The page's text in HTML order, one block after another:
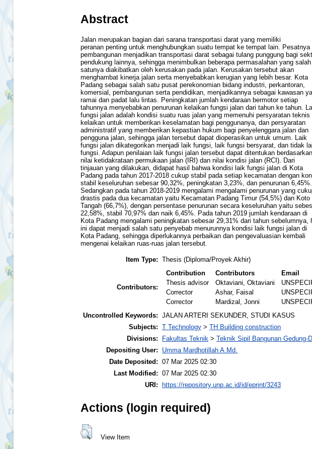
Abstract
Jalan merupakan bagian dari sarana transportasi darat yang memiliki
peranan penting untuk menghubungkan suatu tempat ke tempat lain. Pesatnya
pembangunan menjadikan transportasi darat sebagai tulang punggung bagi
pendukung lainnya, sehingga menimbulkan beberapa permasalahan yang salah
satunya diakibatkan oleh kerusakan pada jalan. Kerusakan tersebut akan
menghambat kinerja jalan serta menyebabkan kerugian yang lebih besar. Kota
Padang sebagai salah satu pusat perekonomian bidang industri, perkantoran,
komersial, pembangunan serta pendidikan, menjadikannya sebagai kawasan
ramai dan padat lalu lintas. Peningkatan jumlah kendaraan bermotor setiap
tahunnya menyebabkan penurunan kelaikan fungsi jalan dari tahun ke tahun.
fungsi jalan adalah kondisi suatu ruas jalan yang memenuhi persyaratan teknis
kelaikan untuk memberikan keselamatan bagi penggunanya, dan persyaratan
administratif yang memberikan kepastian hukum bagi penyelenggara jalan dan
pengguna jalan, sehingga jalan tersebut dapat dioperasikan untuk umum. Laik
fungsi jalan dikategorikan menjadi laik fungsi, laik fungsi bersyarat, dan tidak
fungsi. Adapun penilaian laik fungsi jalan tersebut dapat ditentukan berdasarkan
nilai ketidakrataan permukaan jalan (IRI) dan nilai kondisi jalan (RCI). Dari
tinjauan yang dilakukan, didapat hasil bahwa kondisi laik fungsi jalan di Kota
Padang pada tahun 2017-2018 cukup stabil pada setiap kecamatan dengan
stabil keseluruhan sebesar 90,32%, peningkatan 3,23%, dan penurunan 6,45%.
Sedangkan pada tahun 2018-2019 mengalami mengalami penurunan yang
drastis pada dua kecamatan yaitu Kecamatan Padang Timur (54,5%) dan Koto
Tangah (66,7%), dengan persentase penurunan secara keseluruhan yaitu
22,58%, stabil 70,97% dan naik 6,45%. Pada tahun 2019 jumlah kendaraan di
Kota Padang mengalami peningkatan sebesar 29,31% dari tahun sebelumnya,
ini dapat menjadi salah satu penyebab menurunnya kondisi laik fungsi jalan di
Kota Padang, sehingga diperlukannya perbaikan dan pengevaluasian kembali
mengenai kelaikan ruas-ruas jalan tersebut.
Item Type: Thesis (Diploma/Proyek Akhir)
Contributors:
Contribution Contributors
Email
Thesis advisor
Oktaviani, Oktaviani
Corrector
Ashar, Faisal
Corrector
Mardizal, Jonni
Uncontrolled Keywords: JALAN ARTERI SEKUNDER, STUDI KASUS
Subjects: T Technology > TH Building construction
Divisions:
Fakultas Teknik > Teknik Sipil Bangunan Gedung-
Depositing User:
Umma Mardhotillah A.Md.
Date Deposited: 07 Mar 2025 02:30
Last Modified: 07 Mar 2025 02:30
URI:
https://repository.unp.ac.id/id/eprint/3243
Actions (login required)
View Item